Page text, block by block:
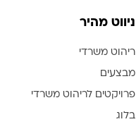
ניווט מהיר
ריהוט משרדי
מבצעים
פרויקטים לריהוט משרדי
בלוג